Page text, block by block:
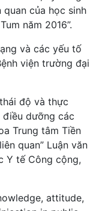
của học sinh
năm 2016”.
và các yếu tố
viện trường đại
độ và thực
điều dưỡng các
Trung tâm Tiền
quan” Luận văn
Y tế Công cộng,
attitude,